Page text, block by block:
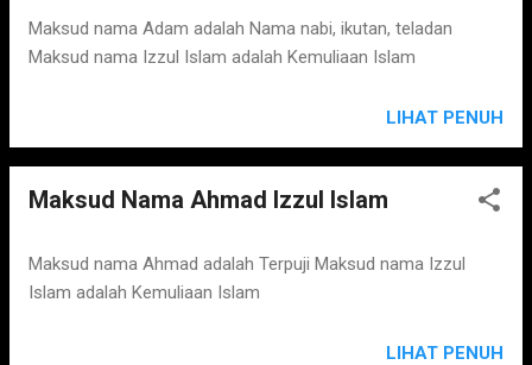
Maksud nama Adam adalah Nama nabi, ikutan, teladan
Maksud nama Izzul Islam adalah Kemuliaan Islam
LIHAT PENUH
Maksud Nama Ahmad Izzul Islam
Maksud nama Ahmad adalah Terpuji Maksud nama Izzul
Islam adalah Kemuliaan Islam
LIHAT PENUH